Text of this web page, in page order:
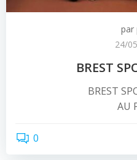
par
24/
BREST
BREST
AU
0